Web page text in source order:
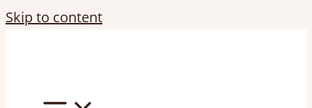
Skip to content